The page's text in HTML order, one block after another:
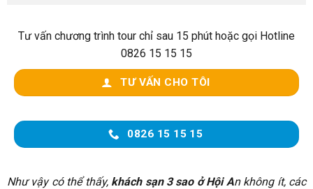
Tư vấn chương trình tour chỉ sau 15 phút hoặc gọi Hotline
0826 15 15 15
TƯ VẤN CHO TÔI
0826 15 15 15
Như vậy có thể thấy, khách sạn 3 sao ở Hội An không ít, các